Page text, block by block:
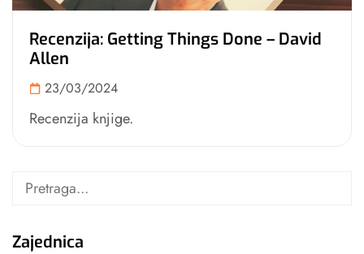
Recenzija: Getting Things Done – David
Allen
23/03/2024
Recenzija knjige.
Zajednica